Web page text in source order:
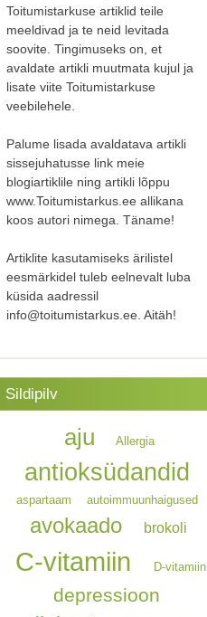
Toitumistarkuse artiklid teile
meeldivad ja te neid levitada
soovite. Tingimuseks on, et
avaldate artikli muutmata kujul ja
lisate viite Toitumistarkuse
veebilehele.
Palume lisada avaldatava artikli
sissejuhatusse link meie
blogiartiklile ning artikli lõppu
www.Toitumistarkus.ee allikana
koos autori nimega. Täname!
Artiklite kasutamiseks ärilistel
eesmärkidel tuleb eelnevalt luba
küsida aadressil
info@toitumistarkus.ee. Aitäh!
Sildipilv
aju Allergia
antioksüdandid
aspartaam autoimmuunhaigused
avokaado brokoli
C-vitamiin D-vitamiin
depressioon